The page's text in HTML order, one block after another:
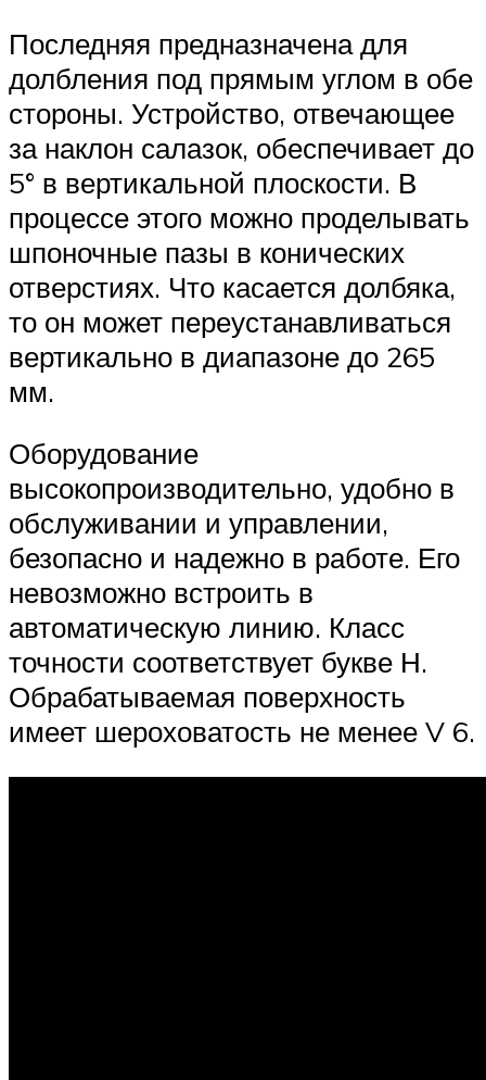
Последняя предназначена для
долбления под прямым углом в обе
стороны. Устройство, отвечающее
за наклон салазок, обеспечивает до
5° в вертикальной плоскости. В
процессе этого можно проделывать
шпоночные пазы в конических
отверстиях. Что касается долбяка,
то он может переустанавливаться
вертикально в диапазоне до 265
мм.
Оборудование
высокопроизводительно, удобно в
обслуживании и управлении,
безопасно и надежно в работе. Его
невозможно встроить в
автоматическую линию. Класс
точности соответствует букве Н.
Обрабатываемая поверхность
имеет шероховатость не менее V 6.